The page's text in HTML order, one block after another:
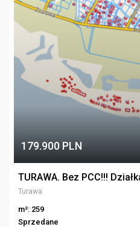
179.900 PLN
Turawa
m²: 259
Sprzedane